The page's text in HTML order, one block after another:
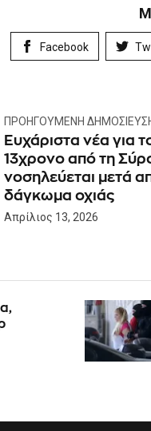
Facebook
ΠΡΟΗΓΟΎΜΕΝΗ
Ευχάριστα νέα για
13χρονο από τη
νοσηλεύεται μετά
δάγκωμα οχιάς
Απρίλιος 13, 2026